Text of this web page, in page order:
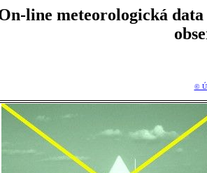
line meteorologická
©